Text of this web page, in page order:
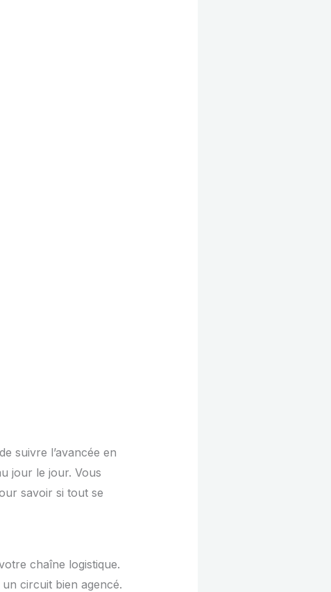
suivre l’avancée en
jour le jour. Vous
savoir si tout se
chaîne logistique.
circuit bien agencé.